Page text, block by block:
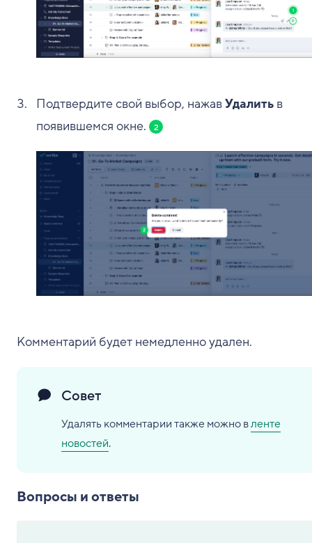
Подтвердите свой выбор, нажавУдалить в
появившемся окне.
2
Комментарий будет немедленно удален.
Совет
Удалять комментарии также можно вленте
новостей.
Вопросы и ответы